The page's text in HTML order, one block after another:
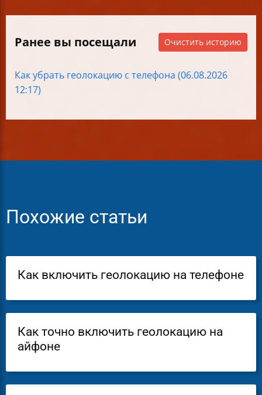
Ранее вы посещали Очистить историю
Как убрать геолокацию с телефона (06.08.2026
12:17)
Похожие статьи
Как включить геолокацию на телефоне
Как точно включить геолокацию на
айфоне